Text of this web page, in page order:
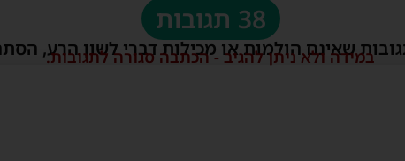
38 תגובות
שאינם הולמות או מכילות דברי לשון הרע,
במידה ולא ניתן להגיב - הכתבה סגורה לתגובות.